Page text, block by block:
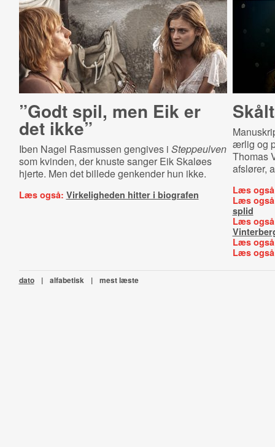
”Godt spil, men Eik er
det ikke”
Iben Nagel Rasmussen gengives i Steppeulven
som kvinden, der knuste sanger Eik Skaløes
hjerte. Men det billede genkender hun ikke.
Læs også: Virkeligheden hitter i biografen
ærlig og
Thomas
afslører,
Læs
Læs
splid
Læs
Læs
Læs
dato | alfabetisk | mest læste